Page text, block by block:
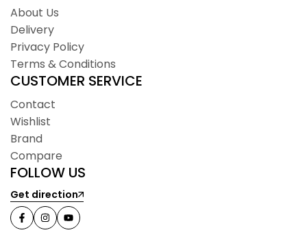
About Us
Delivery
Privacy Policy
Terms & Conditions
CUSTOMER SERVICE
Contact
Wishlist
Brand
Compare
FOLLOW US
Get direction